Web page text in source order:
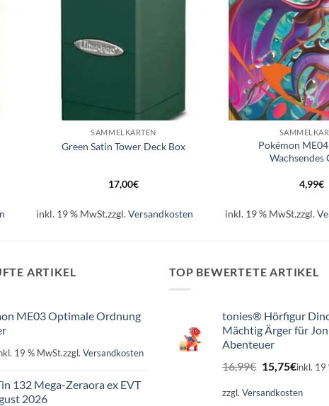
SAMMELKARTEN
Green Satin Tower Deck Box
17,00€
inkl. 19 % MwSt.zzgl.Versandkosten
+
Pokémon
Wachsendes
4,99€
inkl. 19 % MwSt.zzgl.
ARTIKEL
ME03 Optimale Ordnung
19 % MwSt.zzgl. Versandkosten
132 Mega-Zeraora ex EVT
2026
TOP BEWERTETE ARTIKEL
tonies® Hörfigur
Mächtig Ärger für
Abenteuer
16,99€
Preis
war:
15,75€
ist:
inkl. 19
zzgl. Versandkosten